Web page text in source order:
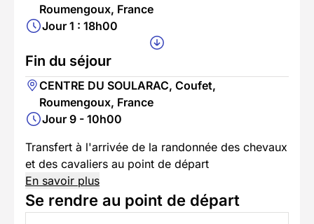
Roumengoux, France
Jour 1 : 18h00
Fin du séjour
CENTRE DU SOULARAC, Coufet,
Roumengoux, France
Jour 9 - 10h00
Transfert à l'arrivée de la randonnée des chevaux
et des cavaliers au point de départ
En savoir plus
Se rendre au point de départ